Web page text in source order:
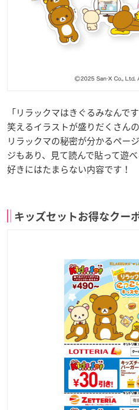
「リラックマはきぐるみなんで
笑えるイラストが盛りだくさん
リラックマの秘密が分かるペー
ジもあり、見て読んで貼って遊
好きにはたまらない内容です！
キッズセットお得なクー